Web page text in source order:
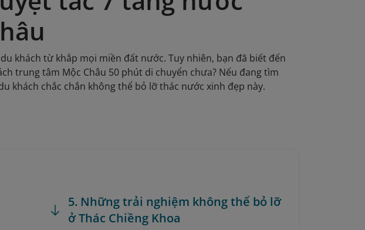
khách từ khắp mọi miền đất nước. Tuy nhiên, bạn đã biết đến
trung tâm Mộc Châu 50 phút di chuyển chưa? Nếu đang tìm
khách chắc chắn không thể bỏ lỡ thác nước xinh đẹp này.
5. Những trải nghiệm không thể bỏ lỡ
ở Thác Chiềng Khoa